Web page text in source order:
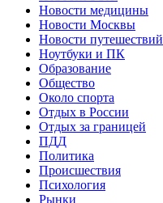
Новости медицины
Новости Москвы
Новости путешествий
Ноутбуки и ПК
Образование
Общество
Около спорта
Отдых в России
Отдых за границей
ПДД
Политика
Происшествия
Психология
Рынки